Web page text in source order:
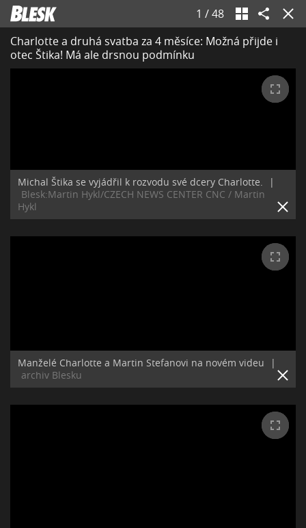
1 /48
Charlotte a druhá svatba za 4 měsíce: Možná přijde i
otec Štika! Má ale drsnou podmínku
Michal Štika se vyjádřil k rozvodu své dcery Charlotte.
|
Blesk:Martin Hykl/CZECH NEWS CENTER CNC / Martin
Hykl
Manželé Charlotte a Martin Stefanovi na novém videu
|
archiv Blesku